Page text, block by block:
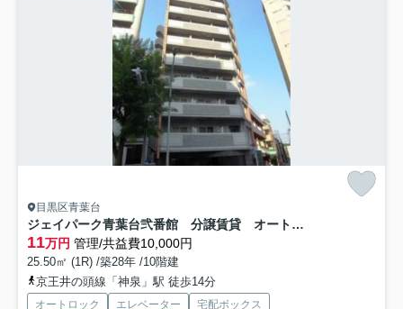
目黒区青葉台
ジェイパーク青葉台弐番館 分譲賃貸 オートロック ウォークインクローゼット
11万円 管理/共益費10,000円
25.50㎡ (1R) /築28年 /10階建
京王井の頭線「神泉」駅 徒歩14分
オートロック エレベーター
宅配ボックス